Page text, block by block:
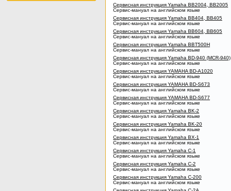
Сервисная инструкция Yamaha BB2004, BB2005
Сервис-мануал на английском языке
Сервисная инструкция Yamaha BB404, BB405
Сервис-мануал на английском языке
Сервисная инструкция Yamaha BB604, BB605
Сервис-мануал на английском языке
Сервисная инструкция Yamaha BBT500H
Сервис-мануал на английском языке
Сервисная инструкция Yamaha BD-940 (MCR-940)
Сервис-мануал на английском языке
Сервисная инструкция YAMAHA BD-A1020
Сервис-мануал на английском языке
Сервисная инструкция YAMAHA BD-S673
Сервис-мануал на английском языке
Сервисная инструкция YAMAHA BD-S677
Сервис-мануал на английском языке
Сервисная инструкция Yamaha BK-2
Сервис-мануал на английском языке
Сервисная инструкция Yamaha BK-20
Сервис-мануал на английском языке
Сервисная инструкция Yamaha BX-1
Сервис-мануал на английском языке
Сервисная инструкция Yamaha C-1
Сервис-мануал на английском языке
Сервисная инструкция Yamaha C-2
Сервис-мануал на английском языке
Сервисная инструкция Yamaha C-200
Сервис-мануал на английском языке